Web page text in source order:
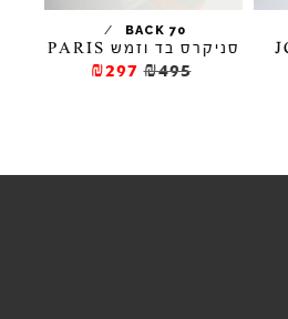
BACK 70
/
סניקרס בד וזמש PARIS
₪495
₪297